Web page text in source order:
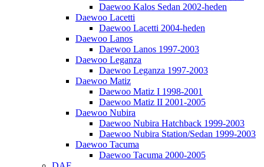
Daewoo Kalos Sedan 2002-heden
Daewoo Lacetti
Daewoo Lacetti 2004-heden
Daewoo Lanos
Daewoo Lanos 1997-2003
Daewoo Leganza
Daewoo Leganza 1997-2003
Daewoo Matiz
Daewoo Matiz I 1998-2001
Daewoo Matiz II 2001-2005
Daewoo Nubira
Daewoo Nubira Hatchback 1999-2003
Daewoo Nubira Station/Sedan 1999-2003
Daewoo Tacuma
Daewoo Tacuma 2000-2005